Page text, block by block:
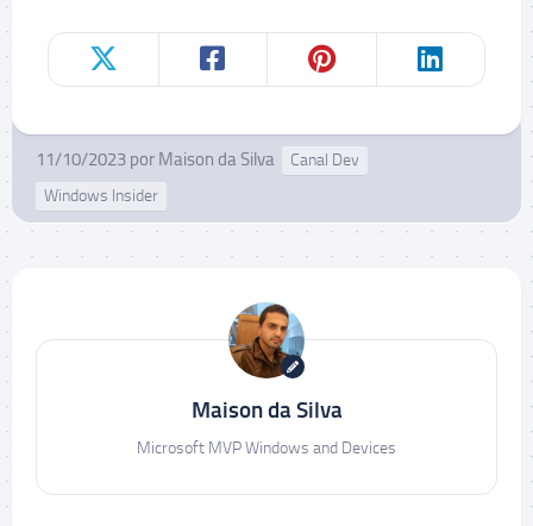
11/10/2023 por Maison da Silva
Canal Dev
Windows Insider
Maison da Silva
Microsoft MVP Windows and Devices